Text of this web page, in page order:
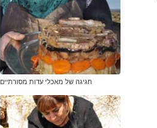
חגיגה של מאכלי עדות מסורתיים